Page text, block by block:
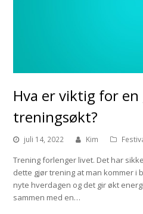
Hva er viktig for en
treningsøkt?
juli 14, 2022 Kim
Trening forlenger livet. Det har
dette gjør trening at man kommer i
nyte hverdagen og det gir økt
sammen med en…